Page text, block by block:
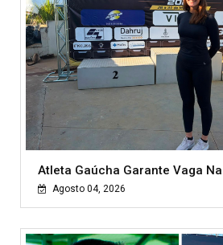
Atleta Gaúcha Garante Vaga Na
Agosto 04, 2026